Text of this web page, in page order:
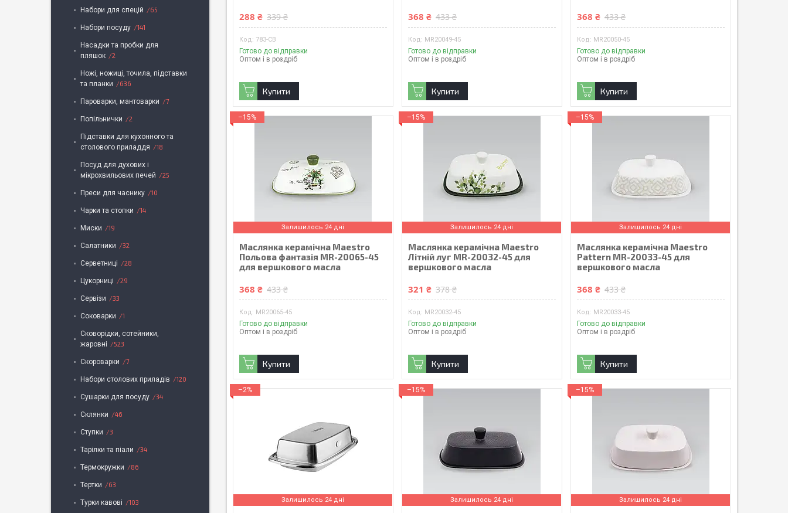
288 ₴ 339 ₴
783-CB
Готово до відправки
Оптом і в роздріб
Купити
368 ₴ 433 ₴
MR20049-45
Готово до відправки
Оптом і в роздріб
Купити
368 ₴ 433 ₴
MR20050-45
Готово до відправки
Оптом і в роздріб
Купити
–15%
Залишилось 24 дні
Маслянка керамічна Maestro
Польова фантазія MR-20065-45
для вершкового масла
368 ₴ 433 ₴
MR20065-45
Готово до відправки
Оптом і в роздріб
Купити
–15%
Залишилось 24 дні
Маслянка керамічна Maestro
Літній луг MR-20032-45 для
вершкового масла
321 ₴ 378 ₴
MR20032-45
Готово до відправки
Оптом і в роздріб
Купити
–15%
Залишилось 24 дні
Маслянка керамічна Maestro
Pattern MR-20033-45 для
вершкового масла
368 ₴ 433 ₴
MR20033-45
Готово до відправки
Оптом і в роздріб
Купити
–2%
Залишилось 24 дні
–15%
Залишилось 24 дні
–15%
Залишилось 24 дні
Набори для спецій 65
Набори посуду 141
Насадки та пробки для
пляшок
2
Ножі, ножиці, точила, підставки
та планки
636
Пароварки, мантоварки 7
Попільнички 2
Підставки для кухонного та
столового приладдя
18
Посуд для духових і
мікрохвильових печей
25
Преси для часнику 10
Чарки та стопки 14
Миски 19
Салатники 32
Серветниці 28
Цукорниці 29
Сервізи 33
Cоковарки 1
Сковорідки, сотейники,
жаровні
523
Скороварки 7
Набори столових приладів 120
Сушарки для посуду 34
Склянки 46
Ступки 3
Тарілки та піали 34
Термокружки 86
Тертки 63
Турки кавові 103